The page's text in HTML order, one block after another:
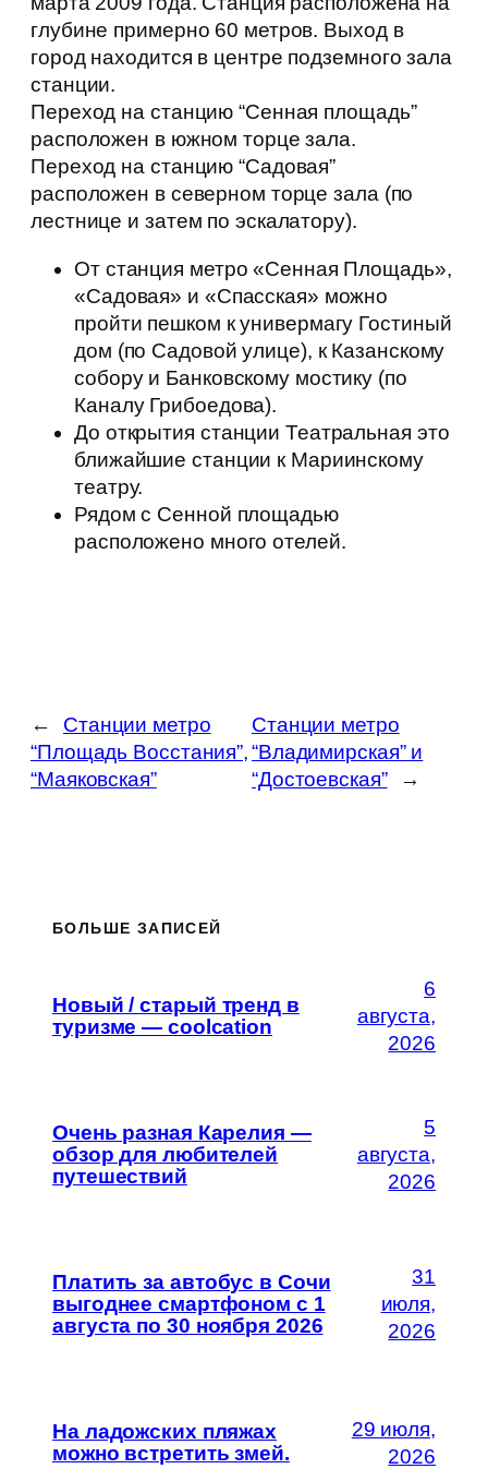
глубине примерно 60 метров. Выход в
город находится в центре подземного зала
станции.
Переход на станцию “Сенная площадь”
расположен в южном торце зала.
Переход на станцию “Садовая”
расположен в северном торце зала (по
лестнице и затем по эскалатору).
От станция метро «Сенная Площадь»,
«Садовая» и «Спасская» можно
пройти пешком к универмагу Гостиный
дом (по Садовой улице), к Казанскому
собору и Банковскому мостику (по
Каналу Грибоедова).
До открытия станции Театральная это
ближайшие станции к Мариинскому
театру.
Рядом с Сенной площадью
расположено много отелей.
←
Станции метро
“Площадь Восстания”,
“Маяковская”
Станции метро
“Владимирская” и
“Достоевская”
→
БОЛЬШЕ ЗАПИСЕЙ
Новый / старый тренд в
туризме — coolcation
6
августа,
2026
Очень разная Карелия —
обзор для любителей
путешествий
5
августа,
2026
Платить за автобус в Сочи
выгоднее смартфоном с 1
августа по 30 ноября 2026
31
июля,
2026
На ладожских пляжах
можно встретить змей.
29 июля,
2026